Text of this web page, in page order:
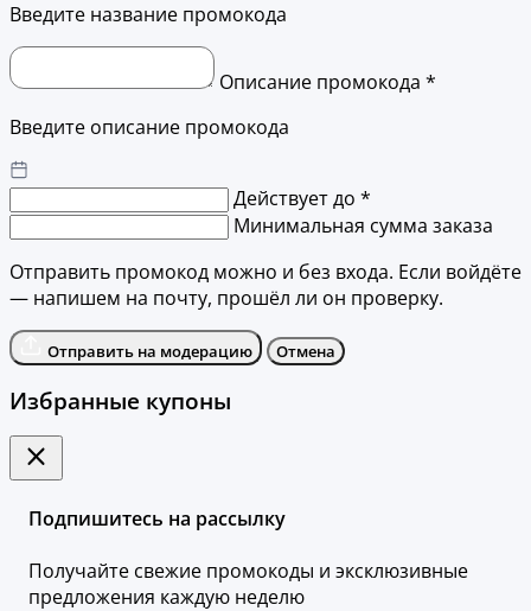
Введите название промокода
Описание промокода *
Введите описание промокода
Действует до *
Минимальная сумма заказа
Отправить промокод можно и без входа. Если войдёте
— напишем на почту, прошёл ли он проверку.
Отправить на модерацию Отмена
Избранные купоны
Подпишитесь на рассылку
Получайте свежие промокоды и эксклюзивные
предложения каждую неделю